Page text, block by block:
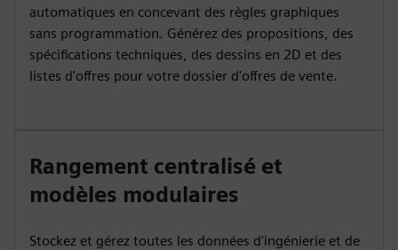
automatiques en concevant des règles graphiques
sans programmation. Générez des propositions, des
spécifications techniques, des dessins en 2D et des
listes d'offres pour votre dossier d'offres de vente.
Rangement centralisé et
modèles modulaires
Stockez et gérez toutes les données d'ingénierie et de